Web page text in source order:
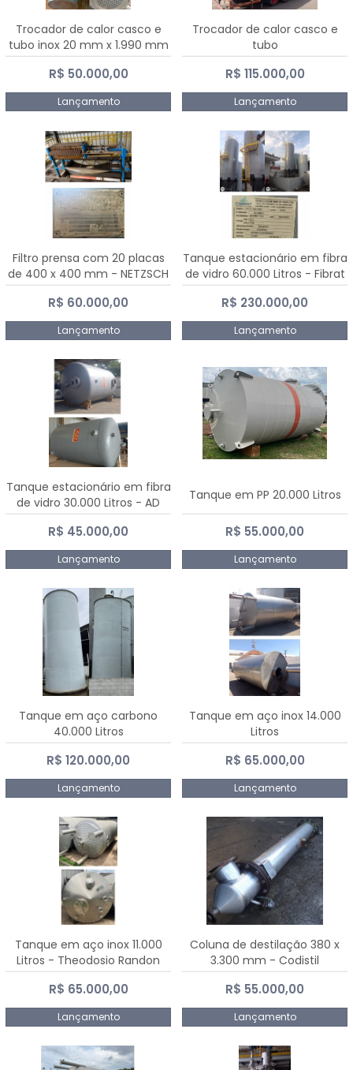
Trocador de calor casco e
tubo inox 20 mm x 1.990 mm
R$ 50.000,00
Lançamento
Trocador de calor casco e
tubo
R$ 115.000,00
Lançamento
Filtro prensa com 20 placas
de 400 x 400 mm - NETZSCH
R$ 60.000,00
Lançamento
Tanque estacionário em fibra
de vidro 60.000 Litros - Fibrat
R$ 230.000,00
Lançamento
Tanque estacionário em fibra
de vidro 30.000 Litros - AD
Fibras
R$ 45.000,00
Lançamento
Tanque em PP 20.000 Litros
R$ 55.000,00
Lançamento
Tanque em aço carbono
40.000 Litros
R$ 120.000,00
Lançamento
Tanque em aço inox 14.000
Litros
R$ 65.000,00
Lançamento
Tanque em aço inox 11.000
Litros - Theodosio Randon
R$ 65.000,00
Lançamento
Coluna de destilação 380 x
3.300 mm - Codistil
R$ 55.000,00
Lançamento